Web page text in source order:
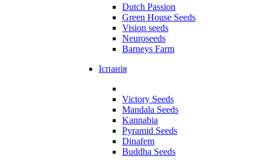
Dutch Passion
Green House Seeds
Vision seeds
Neuroseeds
Barneys Farm
Іспанія
Victory Seeds
Mandala Seeds
Kannabia
Pyramid Seeds
Dinafem
Buddha Seeds